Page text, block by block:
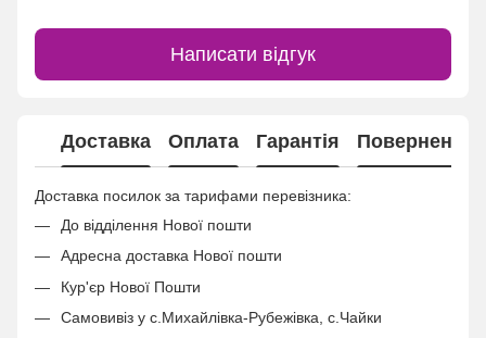
Написати відгук
Доставка Оплата Гарантія Повернення
Доставка посилок за тарифами перевізника:
До відділення Нової пошти
Адресна доставка Нової пошти
Кур'єр Нової Пошти
Самовивіз у с.Михайлівка-Рубежівка, с.Чайки